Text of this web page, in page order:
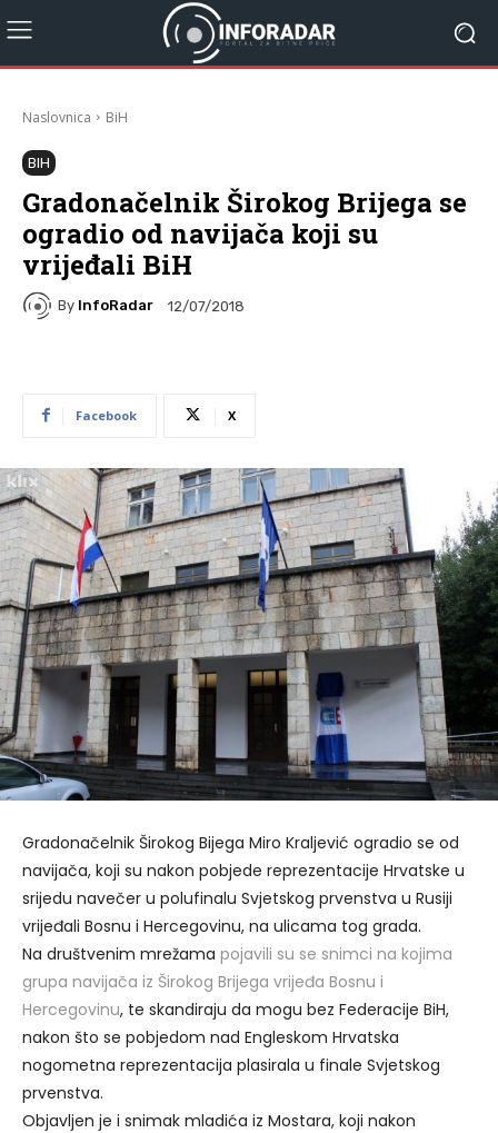
Naslovnica BiH
BIH
Gradonačelnik Širokog Brijega se
ogradio od navijača koji su
vrijeđali BiH
By InfoRadar 12/07/2018
Facebook X
Gradonačelnik Širokog Bijega Miro Kraljević ogradio se od
navijača, koji su nakon pobjede reprezentacije Hrvatske u
srijedu navečer u polufinalu Svjetskog prvenstva u Rusiji
vrijeđali Bosnu i Hercegovinu, na ulicama tog grada.
Na društvenim mrežama pojavili su se snimci na kojima
grupa navijača iz Širokog Brijega vrijeđa Bosnu i
Hercegovinu, te skandiraju da mogu bez Federacije BiH,
nakon što se pobjedom nad Engleskom Hrvatska
nogometna reprezentacija plasirala u finale Svjetskog
prvenstva.
Objavljen je i snimak mladića iz Mostara, koji nakon